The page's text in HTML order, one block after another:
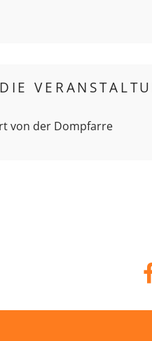
von der Dompfarre